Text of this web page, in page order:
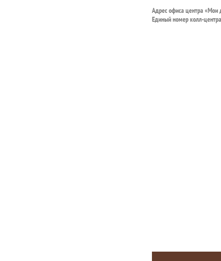
Адрес офиса центра «Мои
Единый номер колл-